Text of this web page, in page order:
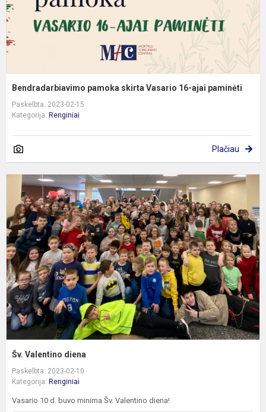
Bendradarbiavimo pamoka skirta Vasario 16-ajai paminėti
Paskelbta: 2023-02-15
Kategorija: Renginiai
Plačiau
Šv. Valentino diena
Paskelbta: 2023-02-10
Kategorija: Renginiai
Vasario 10 d. buvo minima Šv. Valentino diena!